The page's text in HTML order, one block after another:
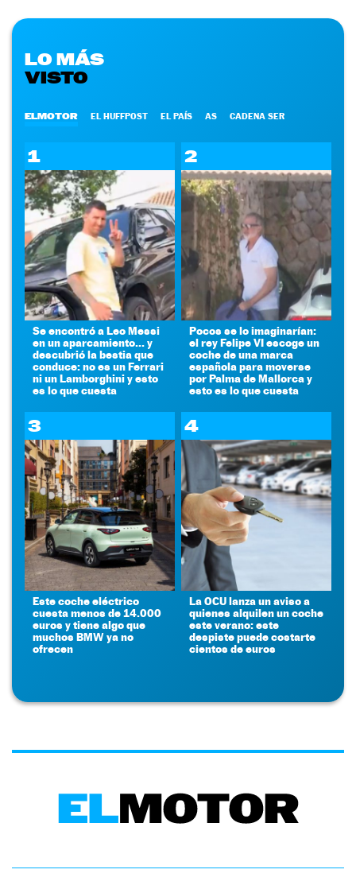
LO MÁS
VISTO
ELMOTOR EL HUFFPOST EL PAÍS AS CADENA SER
1
Se encontró a Leo Messi
en un aparcamiento... y
descubrió la bestia que
conduce: no es un Ferrari
ni un Lamborghini y esto
es lo que cuesta
2
Pocos se lo imaginarían:
el rey Felipe VI escoge un
coche de una marca
española para moverse
por Palma de Mallorca y
esto es lo que cuesta
3
Este coche eléctrico
cuesta menos de 14.000
euros y tiene algo que
muchos BMW ya no
ofrecen
4
La OCU lanza un aviso a
quienes alquilen un coche
este verano: este
despiste puede costarte
cientos de euros